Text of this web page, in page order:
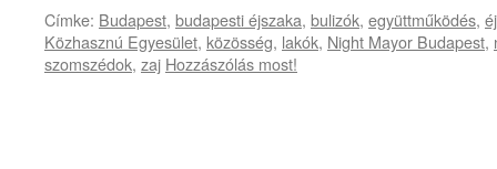
Címke: Budapest, budapesti éjszaka, bulizók, együttműködés,
Közhasznú Egyesület, közösség, lakók, Night Mayor Budapest,
szomszédok, zaj Hozzászólás most!